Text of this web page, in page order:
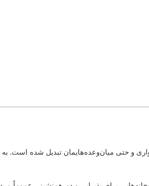
و حتی میان‌وعده‌هایمان تبدیل شده است.